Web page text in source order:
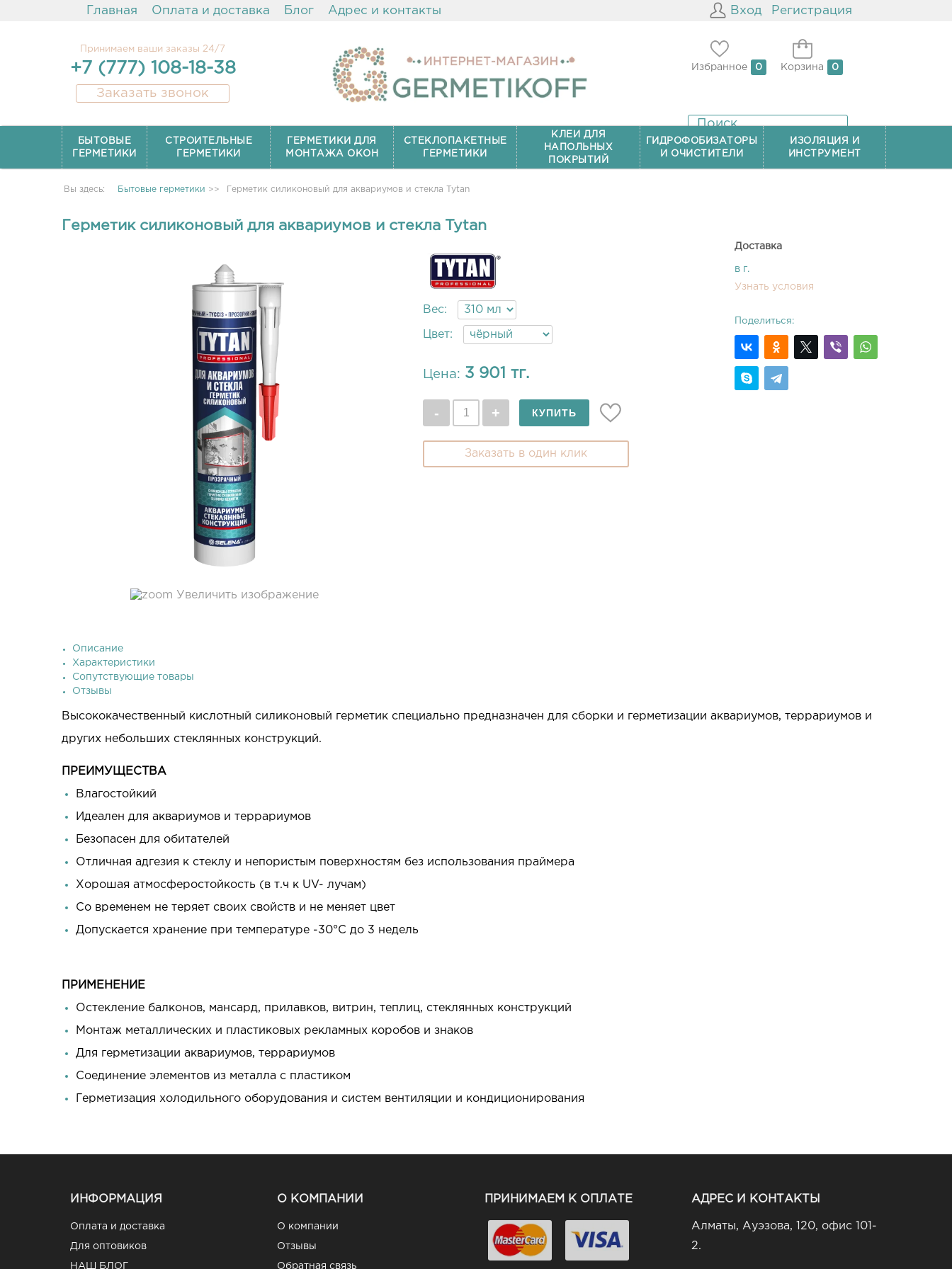
Главная Оплата и доставка Блог Адрес и контакты Вход Регистрация
Принимаем ваши заказы 24/7
+7 (777) 108-18-38
Заказать звонок
Избранное 0 Корзина 0
БЫТОВЫЕ
ГЕРМЕТИКИ
СТРОИТЕЛЬНЫЕ
ГЕРМЕТИКИ
ГЕРМЕТИКИ ДЛЯ
МОНТАЖА ОКОН
СТЕКЛОПАКЕТНЫЕ
ГЕРМЕТИКИ
КЛЕИ ДЛЯ
НАПОЛЬНЫХ
ПОКРЫТИЙ
ГИДРОФОБИЗАТОРЫ
И ОЧИСТИТЕЛИ
ИЗОЛЯЦИЯ И
ИНСТРУМЕНТ
Вы здесь: Бытовые герметики >> Герметик силиконовый для аквариумов и стекла Tytan
Герметик силиконовый для аквариумов и стекла Tytan
Увеличить изображение
Вес:
Цвет:
Цена: 3 901 тг.
Заказать в один клик
Доставка
в г.
Узнать условия
Описание
Характеристики
Сопутствующие товары
Отзывы
Высококачественный кислотный силиконовый герметик специально предназначен для сборки и герметизации аквариумов, террариумов и
других небольших стеклянных конструкций.
ПРЕИМУЩЕСТВА
Влагостойкий
Идеален для аквариумов и террариумов
Безопасен для обитателей
Отличная адгезия к стеклу и непористым поверхностям без использования праймера
Хорошая атмосферостойкость (в т.ч к UV- лучам)
Со временем не теряет своих свойств и не меняет цвет
Допускается хранение при температуре -30°C до 3 недель
ПРИМЕНЕНИЕ
Остекление балконов, мансард, прилавков, витрин, теплиц, стеклянных конструкций
Монтаж металлических и пластиковых рекламных коробов и знаков
Для герметизации аквариумов, террариумов
Соединение элементов из металла с пластиком
Герметизация холодильного оборудования и систем вентиляции и кондиционирования
ИНФОРМАЦИЯ
Оплата и доставка
Для оптовиков
НАШ БЛОГ
О КОМПАНИИ
О компании
Отзывы
Обратная связь
ПРИНИМАЕМ К ОПЛАТЕ АДРЕС И КОНТАКТЫ
Алматы, Ауэзова, 120, офис 101-
2.